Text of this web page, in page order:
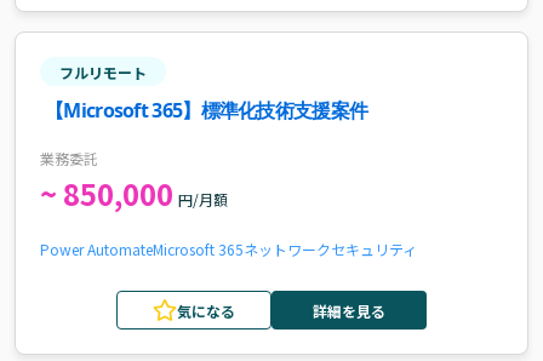
フルリモート
【Microsoft 365】標準化技術支援案件
業務委託
~ 850,000 円/月額
Power AutomateMicrosoft 365ネットワークセキュリティ
気になる 詳細を見る